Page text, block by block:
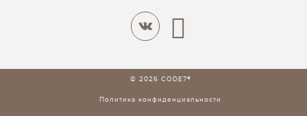
© 2026 CODE7®
Политика конфиденциальности